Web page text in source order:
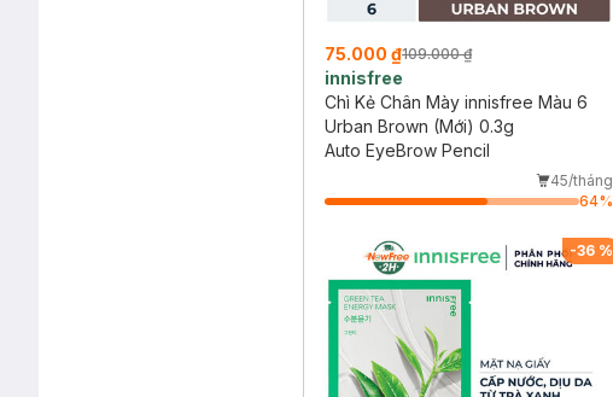
75.000 ₫109.000 ₫
innisfree
Chì Kẻ Chân Mày innisfree Màu 6
Urban Brown (Mới) 0.3g
Auto EyeBrow Pencil
45/tháng
64%
-36%